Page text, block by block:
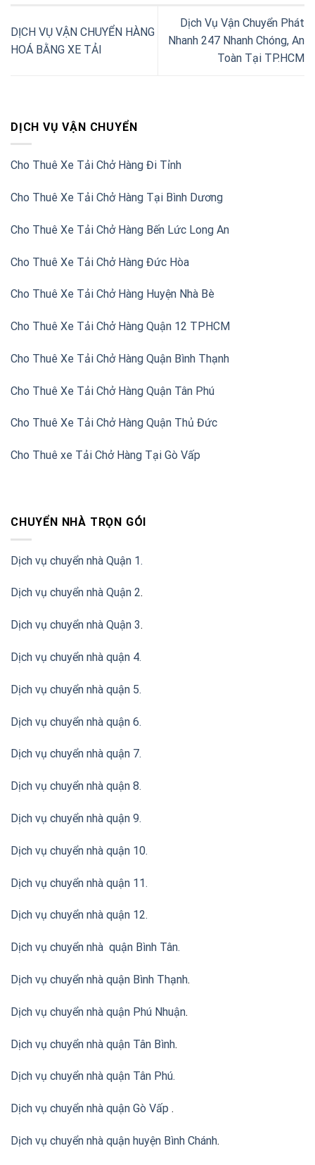
DỊCH VỤ VẬN CHUYỂN
Cho Thuê Xe Tải Chở Hàng Đi Tỉnh
Cho Thuê Xe Tải Chở Hàng Tại Bình Dương
Cho Thuê Xe Tải Chở Hàng Bến Lức Long An
Cho Thuê Xe Tải Chở Hàng Đức Hòa
Cho Thuê Xe Tải Chở Hàng Huyện Nhà Bè
Cho Thuê Xe Tải Chở Hàng Quận 12 TPHCM
Cho Thuê Xe Tải Chở Hàng Quận Bình Thạnh
Cho Thuê Xe Tải Chở Hàng Quận Tân Phú
Cho Thuê Xe Tải Chở Hàng Quận Thủ Đức
Cho Thuê xe Tải Chở Hàng Tại Gò Vấp
CHUYỂN NHÀ TRỌN GÓI
Dịch vụ chuyển nhà Quận 1.
Dịch vụ chuyển nhà Quận 2.
Dịch vụ chuyển nhà Quận 3.
Dịch vụ chuyển nhà quận 4.
Dịch vụ chuyển nhà quận 5.
Dịch vụ chuyển nhà quận 6.
Dịch vụ chuyển nhà quận 7.
Dịch vụ chuyển nhà quận 8.
Dịch vụ chuyển nhà quận 9.
Dịch vụ chuyển nhà quận 10.
Dịch vụ chuyển nhà quận 11.
Dịch vụ chuyển nhà quận 12.
Dịch vụ chuyển nhà quận Bình Tân.
Dịch vụ chuyển nhà quận Bình Thạnh.
Dịch vụ chuyển nhà quận Phú Nhuận.
Dịch vụ chuyển nhà quận Tân Bình.
Dịch vụ chuyển nhà quận Tân Phú.
Dịch vụ chuyển nhà quận Gò Vấp .
Dịch vụ chuyển nhà quận huyện Bình Chánh.
DỊCH VỤ VẬN CHUYỂN HÀNG
HOÁ BẰNG XE TẢI
Dịch Vụ Vận Chuyển Phát
Nhanh 247 Nhanh Chóng, An
Toàn Tại TP.HCM